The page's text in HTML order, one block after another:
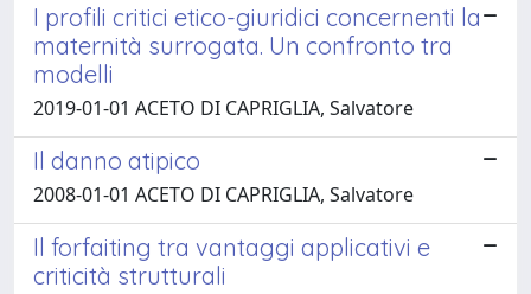
I profili critici etico-giuridici concernenti la
maternità surrogata. Un confronto tra
modelli
2019-01-01 ACETO DI CAPRIGLIA, Salvatore
Il danno atipico
2008-01-01 ACETO DI CAPRIGLIA, Salvatore
Il forfaiting tra vantaggi applicativi e
criticità strutturali